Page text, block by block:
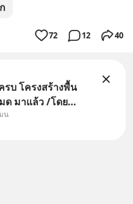
72 12 40
รบ โครงสร้างพื้น
ด มาแล้ว /โดย
คือช่วง
น